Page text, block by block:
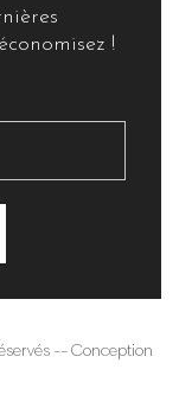
!
-- Conception